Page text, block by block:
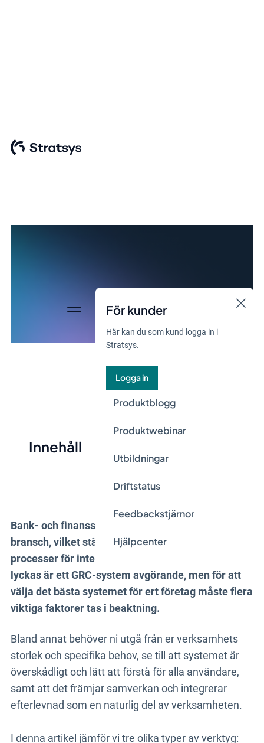
För kunder
Här kan du som kund logga in i
Stratsys.
Logga in
Produktblogg
Produktwebinar
Utbildningar
Driftstatus
Feedbackstjärnor
Hjälpcenter
en komplex GRC-
Innehåll
Bank- och finanssektorn är en hårt reglerad
bransch, vilket ställer höga krav på effektiva
processer för intern styrning och kontroll. För att
lyckas är ett GRC-system avgörande, men för att
välja det bästa systemet för ert företag måste flera
viktiga faktorer tas i beaktning.
Bland annat behöver ni utgå från er verksamhets
storlek och specifika behov, se till att systemet är
överskådligt och lätt att förstå för alla användare,
samt att det främjar samverkan och integrerar
efterlevnad som en naturlig del av verksamheten.
I denna artikel jämför vi tre olika typer av verktyg: